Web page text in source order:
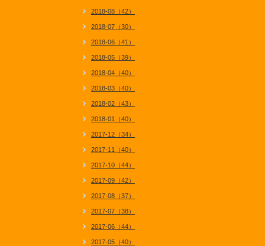
2018-08（42）
2018-07（30）
2018-06（41）
2018-05（39）
2018-04（40）
2018-03（40）
2018-02（43）
2018-01（40）
2017-12（34）
2017-11（40）
2017-10（44）
2017-09（42）
2017-08（37）
2017-07（38）
2017-06（44）
2017-05（40）